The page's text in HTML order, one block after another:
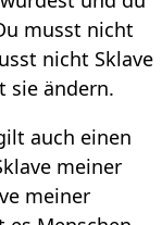
musst nicht
nicht Sklave
sie ändern.
auch einen
meiner
meiner